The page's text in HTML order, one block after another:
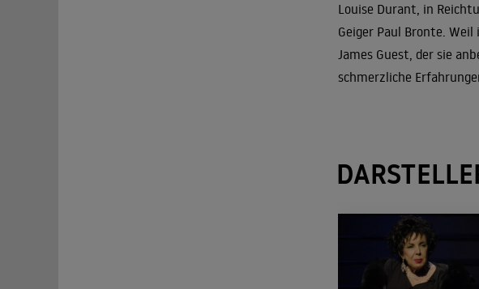
Louise Durant, in
Geiger Paul Bronte.
James Guest, der sie
schmerzliche